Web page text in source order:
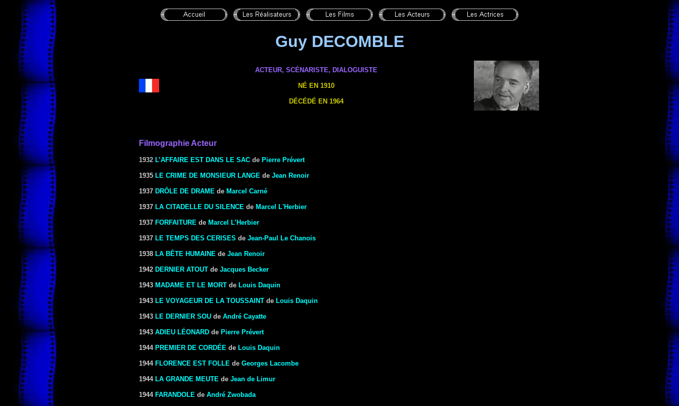
Guy DECOMBLE
ACTEUR, SCÉNARISTE, DIALOGUISTE
NÉ EN 1910
DÉCÉDÉ EN 1964
Filmographie Acteur
1932 L’AFFAIRE EST DANS LE SAC de Pierre Prévert
1935 LE CRIME DE MONSIEUR LANGE de Jean Renoir
1937 DRÔLE DE DRAME de Marcel Carné
1937 LA CITADELLE DU SILENCE de Marcel L'Herbier
1937 FORFAITURE de Marcel L’Herbier
1937 LE TEMPS DES CERISES de Jean-Paul Le Chanois
1938 LA BÊTE HUMAINE de Jean Renoir
1942 DERNIER ATOUT de Jacques Becker
1943 MADAME ET LE MORT de Louis Daquin
1943 LE VOYAGEUR DE LA TOUSSAINT de Louis Daquin
1943 LE DERNIER SOU de André Cayatte
1943 ADIEU LÉONARD de Pierre Prévert
1944 PREMIER DE CORDÉE de Louis Daquin
1944 FLORENCE EST FOLLE de Georges Lacombe
1944 LA GRANDE MEUTE de Jean de Limur
1944 FARANDOLE de André Zwobada